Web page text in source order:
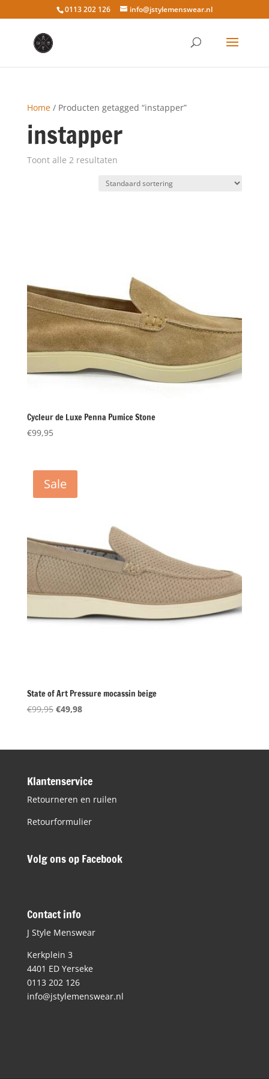
0113 202 126 info@jstylemenswear.nl
Home/ Producten getagged “instapper”
instapper
Toont alle 2 resultaten
Cycleur de Luxe Penna Pumice Stone
€99,95
Sale
State of Art Pressure mocassin beige
€99,95 Oorspronkelijke
€99,95.
€49,98Huidige
€49,98.
Klantenservice
Retourneren en ruilen
Retourformulier
Volg ons op Facebook
Contact info
J Style Menswear
Kerkplein 3
4401 ED Yerseke
0113 202 126
info@jstylemenswear.nl